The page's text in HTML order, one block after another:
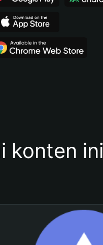
konten ini